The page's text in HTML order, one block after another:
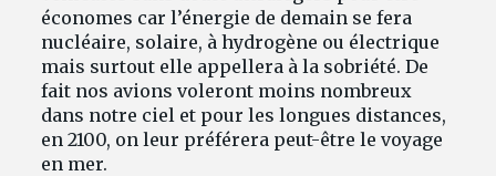
économes car l’énergie de demain se fera
nucléaire, solaire, à hydrogène ou électrique
mais surtout elle appellera à la sobriété. De
fait nos avions voleront moins nombreux
dans notre ciel et pour les longues distances,
en 2100, on leur préférera peut-être le voyage
en mer.